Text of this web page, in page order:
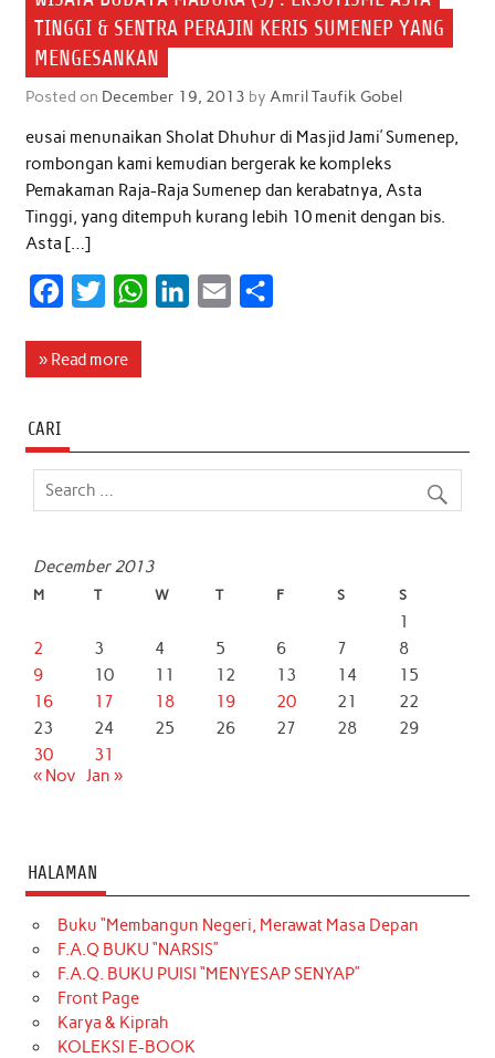
TINGGI & SENTRA PERAJIN KERIS SUMENEP YANG
MENGESANKAN
Posted on December 19, 2013 by Amril Taufik Gobel
eusai menunaikan Sholat Dhuhur di Masjid Jami’ Sumenep,
rombongan kami kemudian bergerak ke kompleks
Pemakaman Raja-Raja Sumenep dan kerabatnya, Asta
Tinggi, yang ditempuh kurang lebih 10 menit dengan bis.
Asta […]
c
o
o
i
e
W
A
d
» Read more
CARI
December 2013
M T W T F S S
1
2
3 4 5 6 7
8
9
10 11 12 13 14
15
16
17 18 19 20 21
22
23
24 25 26 27 28
29
30
31
« Nov Jan »
HALAMAN
Buku “Membangun Negeri, Merawat Masa Depan
F.A.Q BUKU “NARSIS”
F.A.Q. BUKU PUISI “MENYESAP SENYAP”
Front Page
Karya & Kiprah
KOLEKSI E-BOOK